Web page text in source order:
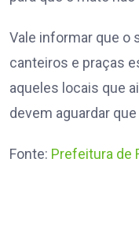
Vale informar que o
canteiros e praças
aqueles locais que
devem aguardar
Fonte: Prefeitura de